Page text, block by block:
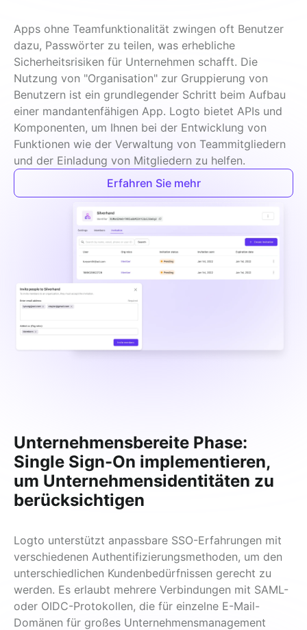
Apps ohne Teamfunktionalität zwingen oft Benutzer
dazu, Passwörter zu teilen, was erhebliche
Sicherheitsrisiken für Unternehmen schafft. Die
Nutzung von "Organisation" zur Gruppierung von
Benutzern ist ein grundlegender Schritt beim Aufbau
einer mandantenfähigen App. Logto bietet APIs und
Komponenten, um Ihnen bei der Entwicklung von
Funktionen wie der Verwaltung von Teammitgliedern
und der Einladung von Mitgliedern zu helfen.
Erfahren Sie mehr
Unternehmensbereite Phase:
Single Sign-On implementieren,
um Unternehmensidentitäten zu
berücksichtigen
Logto unterstützt anpassbare SSO-Erfahrungen mit
verschiedenen Authentifizierungsmethoden, um den
unterschiedlichen Kundenbedürfnissen gerecht zu
werden. Es erlaubt mehrere Verbindungen mit SAML-
oder OIDC-Protokollen, die für einzelne E-Mail-
Domänen für großes Unternehmensmanagement